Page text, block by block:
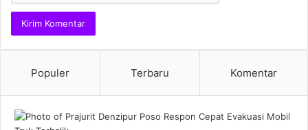
Populer Terbaru Komentar